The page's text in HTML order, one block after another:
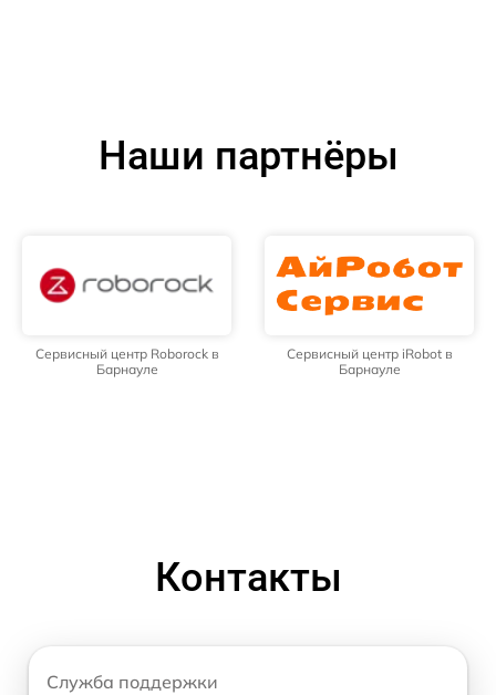
Наши партнёры
Сервисный центр Roborock в
Барнауле
Сервисный центр iRobot в
Барнауле
Контакты
Служба поддержки